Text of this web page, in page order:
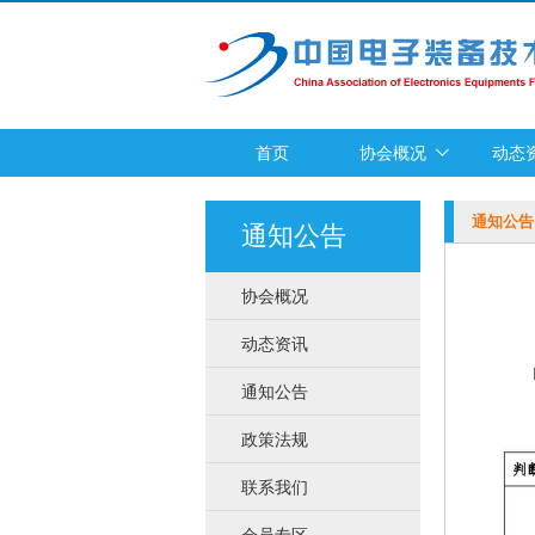
首页 协会概况 动态
通知公告
协会概况
动态资讯
通知公告
政策法规
联系我们
通知公告